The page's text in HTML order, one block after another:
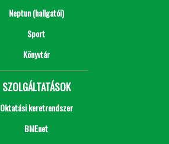
Neptun (hallgatói)
Sport
Könyvtár
SZOLGÁLTATÁSOK
Oktatási keretrendszer
BMEnet